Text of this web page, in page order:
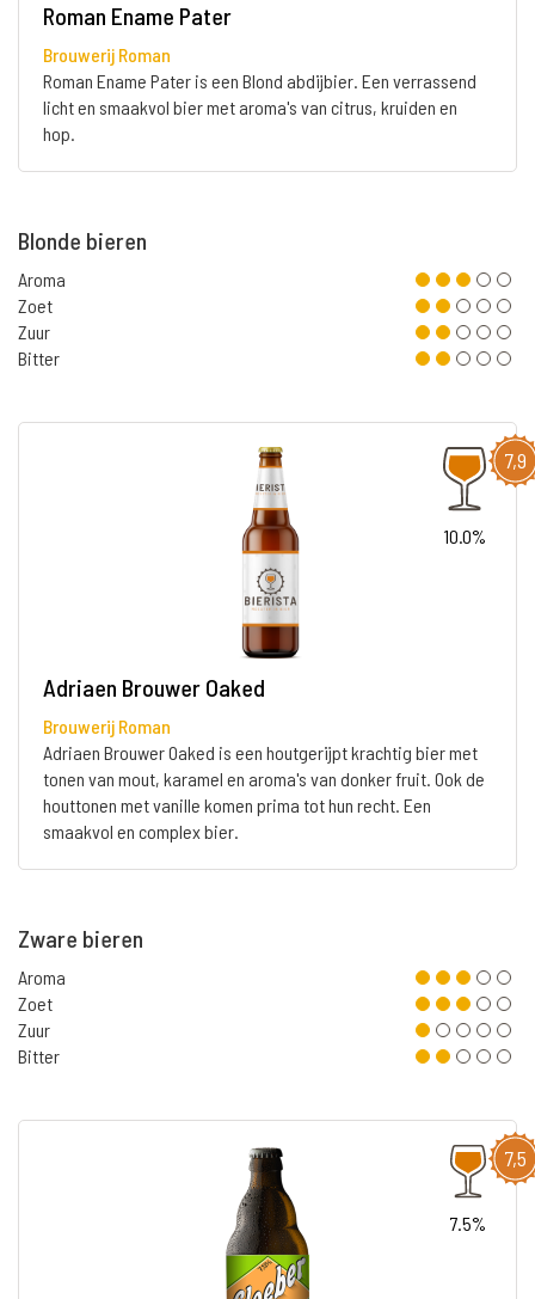
Roman Ename Pater
Brouwerij Roman
Roman Ename Pater is een Blond abdijbier. Een verrassend
licht en smaakvol bier met aroma's van citrus, kruiden en
hop.
Blonde bieren
Aroma
Zoet
Zuur
Bitter
7,9
10.0%
Adriaen Brouwer Oaked
Brouwerij Roman
Adriaen Brouwer Oaked is een houtgerijpt krachtig bier met
tonen van mout, karamel en aroma's van donker fruit. Ook de
houttonen met vanille komen prima tot hun recht. Een
smaakvol en complex bier.
Zware bieren
Aroma
Zoet
Zuur
Bitter
7,5
7.5%